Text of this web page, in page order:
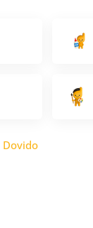
Dovido